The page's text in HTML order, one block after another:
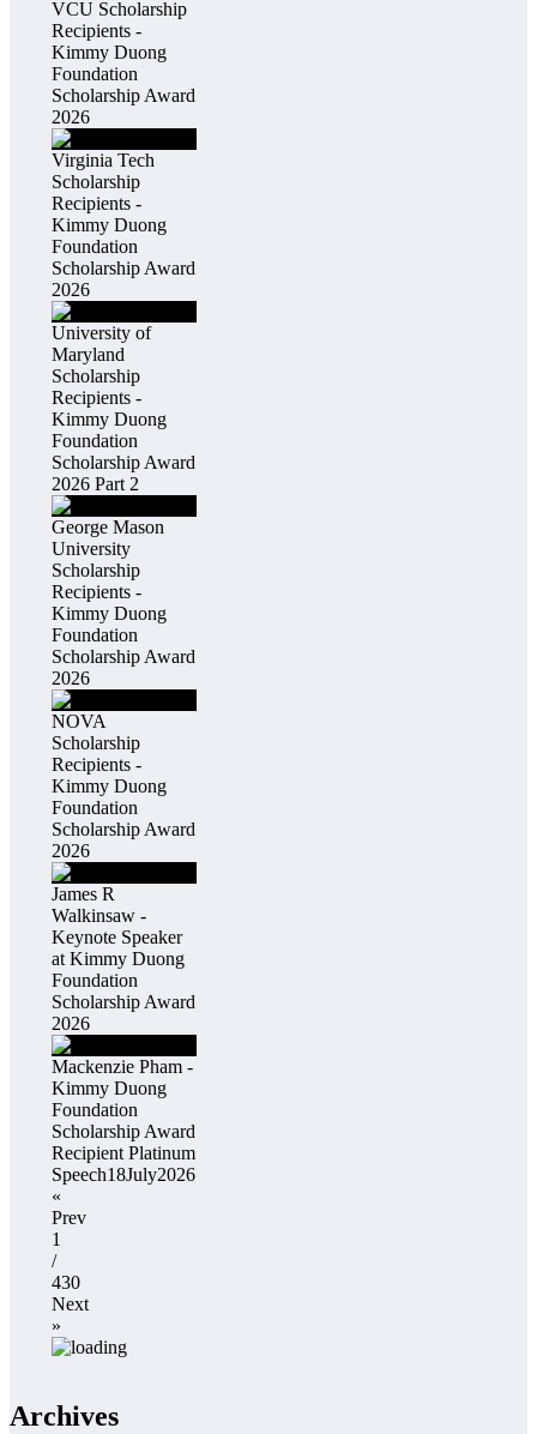
VCU Scholarship
Recipients -
Kimmy Duong
Foundation
Scholarship Award
2026
Virginia Tech
Scholarship
Recipients -
Kimmy Duong
Foundation
Scholarship Award
2026
University of
Maryland
Scholarship
Recipients -
Kimmy Duong
Foundation
Scholarship Award
2026 Part 2
George Mason
University
Scholarship
Recipients -
Kimmy Duong
Foundation
Scholarship Award
2026
NOVA
Scholarship
Recipients -
Kimmy Duong
Foundation
Scholarship Award
2026
James R
Walkinsaw -
Keynote Speaker
at Kimmy Duong
Foundation
Scholarship Award
2026
Mackenzie Pham -
Kimmy Duong
Foundation
Scholarship Award
Recipient Platinum
Speech18July2026
«
Prev
1
/
430
Next
»
Archives